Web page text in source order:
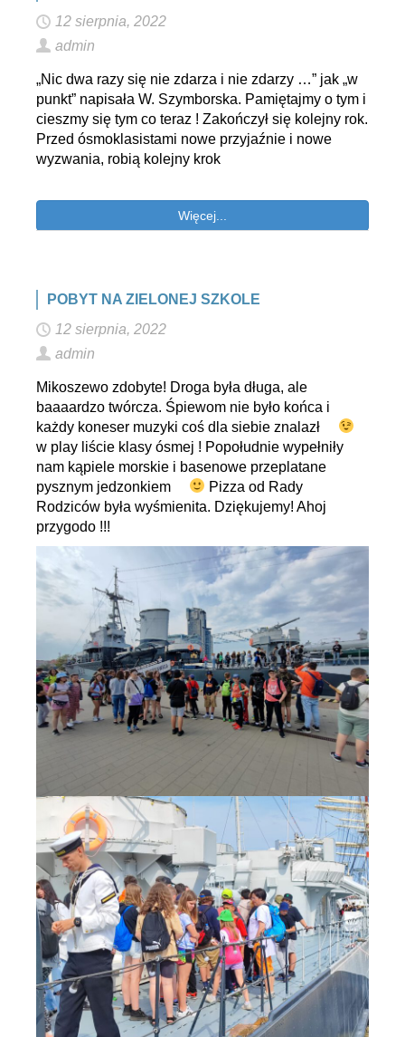
12 sierpnia, 2022
admin
„Nic dwa razy się nie zdarza i nie zdarzy …” jak „w
punkt” napisała W. Szymborska. Pamiętajmy o tym i
cieszmy się tym co teraz ! Zakończył się kolejny rok.
Przed ósmoklasistami nowe przyjaźnie i nowe
wyzwania, robią kolejny krok
Więcej...
POBYT NA ZIELONEJ SZKOLE
12 sierpnia, 2022
admin
Mikoszewo zdobyte! Droga była długa, ale
baaaardzo twórcza. Śpiewom nie było końca i
każdy koneser muzyki coś dla siebie znalazł
w play liście klasy ósmej ! Popołudnie wypełniły
nam kąpiele morskie i basenowe przeplatane
pysznym jedzonkiem
Pizza od Rady
Rodziców była wyśmienita. Dziękujemy! Ahoj
przygodo !!!